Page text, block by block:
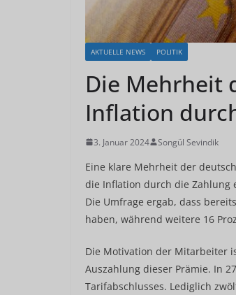
AKTUELLE NEWS POLITIK
Die Mehrheit
Inflation
3. Januar 2024 Songül Sevindik
Eine klare Mehrheit der
die Inflation durch die Zahlung
Die Umfrage ergab, dass
haben, während weitere 16
Die Motivation der Mitarbeiter
Auszahlung dieser Prämie. In
Tarifabschlusses. Lediglich